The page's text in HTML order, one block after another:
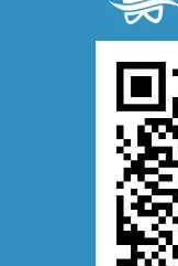
牙齦萎縮